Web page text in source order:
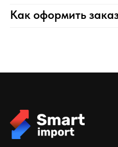
Как оформить